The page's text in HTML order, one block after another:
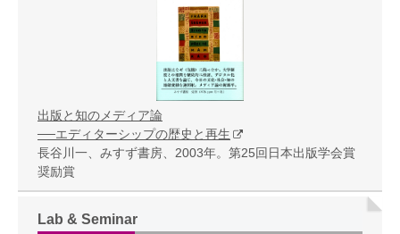
出版と知のメディア論
──エディターシップの歴史と再生
長谷川一、みすず書房、2003年。第25回日本出版学会賞
奨励賞
Lab & Seminar